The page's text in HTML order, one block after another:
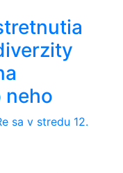
neho
sa v stredu 12.